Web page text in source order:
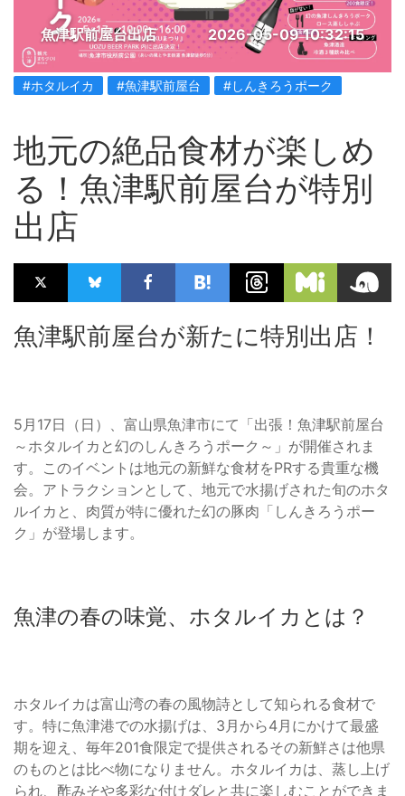
魚津駅前屋台出店 2026-05-09 10:32:15
#ホタルイカ #魚津駅前屋台 #しんきろうポーク
地元の絶品食材が楽しめ
る！魚津駅前屋台が特別
出店
魚津駅前屋台が新たに特別出店！
5月17日（日）、富山県魚津市にて「出張！魚津駅前屋台
～ホタルイカと幻のしんきろうポーク～」が開催されま
す。このイベントは地元の新鮮な食材をPRする貴重な機
会。アトラクションとして、地元で水揚げされた旬のホタ
ルイカと、肉質が特に優れた幻の豚肉「しんきろうポー
ク」が登場します。
魚津の春の味覚、ホタルイカとは？
ホタルイカは富山湾の春の風物詩として知られる食材で
す。特に魚津港での水揚げは、3月から4月にかけて最盛
期を迎え、毎年201食限定で提供されるその新鮮さは他県
のものとは比べ物になりません。ホタルイカは、蒸し上げ
られ、酢みそや多彩な付けダレと共に楽しむことができま